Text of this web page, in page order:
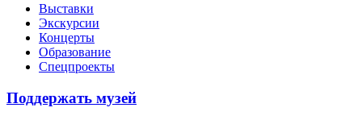
Выставки
Экскурсии
Концерты
Образование
Спецпроекты
Поддержать музей